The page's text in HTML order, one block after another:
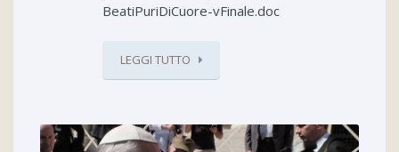
BeatiPuriDiCuore-vFinale.doc
LEGGI TUTTO